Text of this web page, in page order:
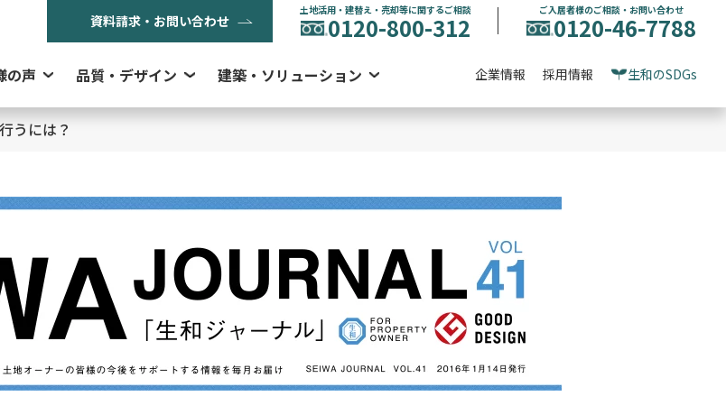
資料請求・お問い合わせ
土地活用・建替え・売却等に関するご相談
0120-800-312
ご入居者様のご相談・お問い合わせ
0120-46-7788
の声 品質・デザイン 建築・ソリューション 企業情報 採用情報 生和のSDGs
うには？